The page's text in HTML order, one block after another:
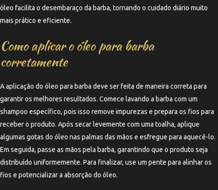
óleo facilita o desembaraço da barba, tornando o cuidado diário muito
mais prático e eficiente.
Como aplicar o óleo para barba
corretamente
A aplicação do óleo para barba deve ser feita de maneira correta para
garantir os melhores resultados. Comece lavando a barba com um
shampoo específico, pois isso remove impurezas e prepara os fios para
receber o produto. Após secar levemente com uma toalha, aplique
algumas gotas do óleo nas palmas das mãos e esfregue para aquecê-lo.
Em seguida, passe as mãos pela barba, garantindo que o produto seja
distribuído uniformemente. Para finalizar, use um pente para alinhar os
fios e potencializar a absorção do óleo.